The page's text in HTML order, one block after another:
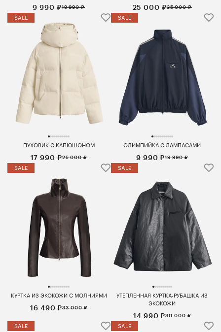
9 990 ₽19 990 ₽ 25 000 ₽35 000 ₽
SALE
ПУХОВИК С КАПЮШОНОМ
17 990 ₽25 000 ₽
SALE
ОЛИМПИЙКА С ЛАМПАСАМИ
9 990 ₽19 990 ₽
SALE
КУРТКА ИЗ ЭКОКОЖИ С МОЛНИЯМИ
16 490 ₽33 000 ₽
SALE
УТЕПЛЕННАЯ КУРТКА-РУБАШКА ИЗ
ЭКОКОЖИ
14 990 ₽30 000 ₽
SALE SALE